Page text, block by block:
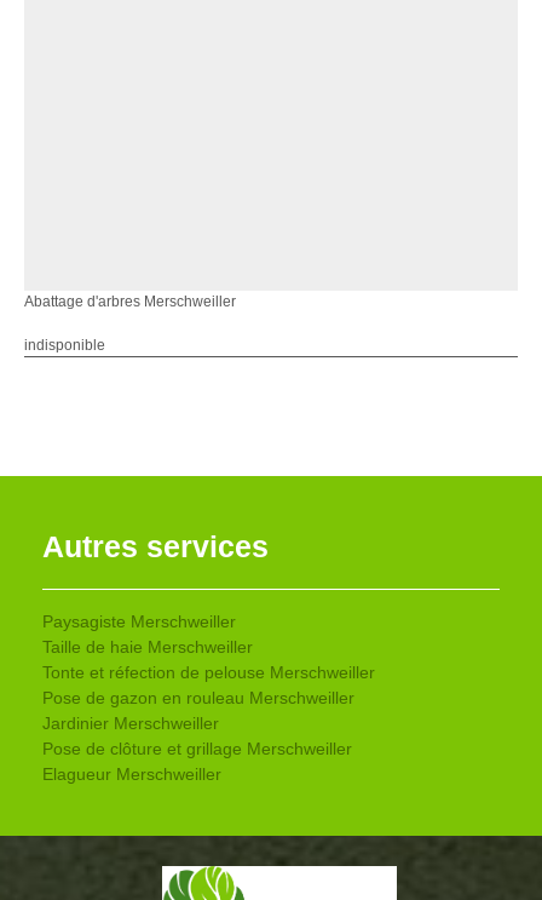
Abattage d'arbres Merschweiller
indisponible
Autres services
Paysagiste Merschweiller
Taille de haie Merschweiller
Tonte et réfection de pelouse Merschweiller
Pose de gazon en rouleau Merschweiller
Jardinier Merschweiller
Pose de clôture et grillage Merschweiller
Elagueur Merschweiller